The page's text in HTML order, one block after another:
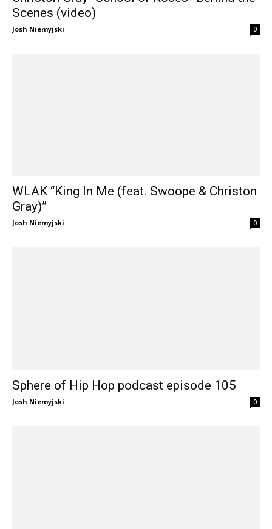
Scenes (video)
Josh Niemyjski 0
WLAK “King In Me (feat. Swoope & Christon
Gray)”
Josh Niemyjski 0
Sphere of Hip Hop podcast episode 105
Josh Niemyjski 0